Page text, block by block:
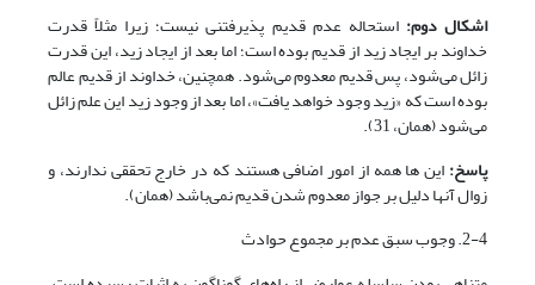
اشکال دوم: استحاله عدم قدیم پذیرفتنی نیست؛ زیرا مثلاً قدرت
خداوند بر ایجاد زید از قدیم بوده است؛ اما بعد از ایجاد زید، این قدرت
زائل می‌شود، پس قدیم معدوم می‌شود. هم‏چنین، خداوند از قدیم عالم
بوده است که «زید وجود خواهد یافت»، اما بعد از وجود زید این علم زائل
می‌شود (همان، 31).
پاسخ:این ها همه از امور اضافی هستند که در خارج تحققی ندارند، و
زوال آنها دلیل بر جواز معدوم شدن قدیم نمی‌باشد (همان).
2-4. وجوب سبق عدم بر مجموع حوادث